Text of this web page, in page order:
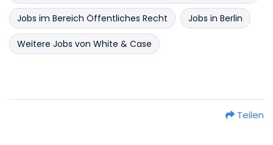
Jobs im Bereich Öffentliches Recht Jobs in Berlin
Weitere Jobs von White & Case
Teilen